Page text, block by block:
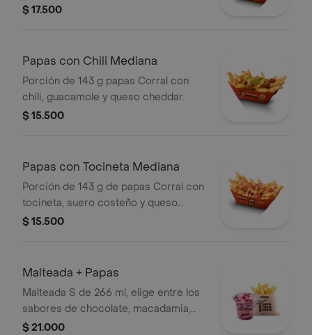
cheddar + bebida
$ 17.500
Papas con Chili Mediana
Porción de 143 g papas Corral con
chili, guacamole y queso cheddar.
$ 15.500
Papas con Tocineta Mediana
Porción de 143 g de papas Corral con
tocineta, suero costeño y queso
cheddar.
$ 15.500
Malteada + Papas
Malteada S de 266 ml, elige entre los
sabores de chocolate, macadamia,
frutos del bosque, vainilla o Café +
$ 21.000